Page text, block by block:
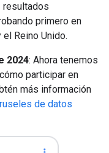
resultados
primero en
el Reino Unido.
2024: Ahora tenemos
participar en
más información
de datos